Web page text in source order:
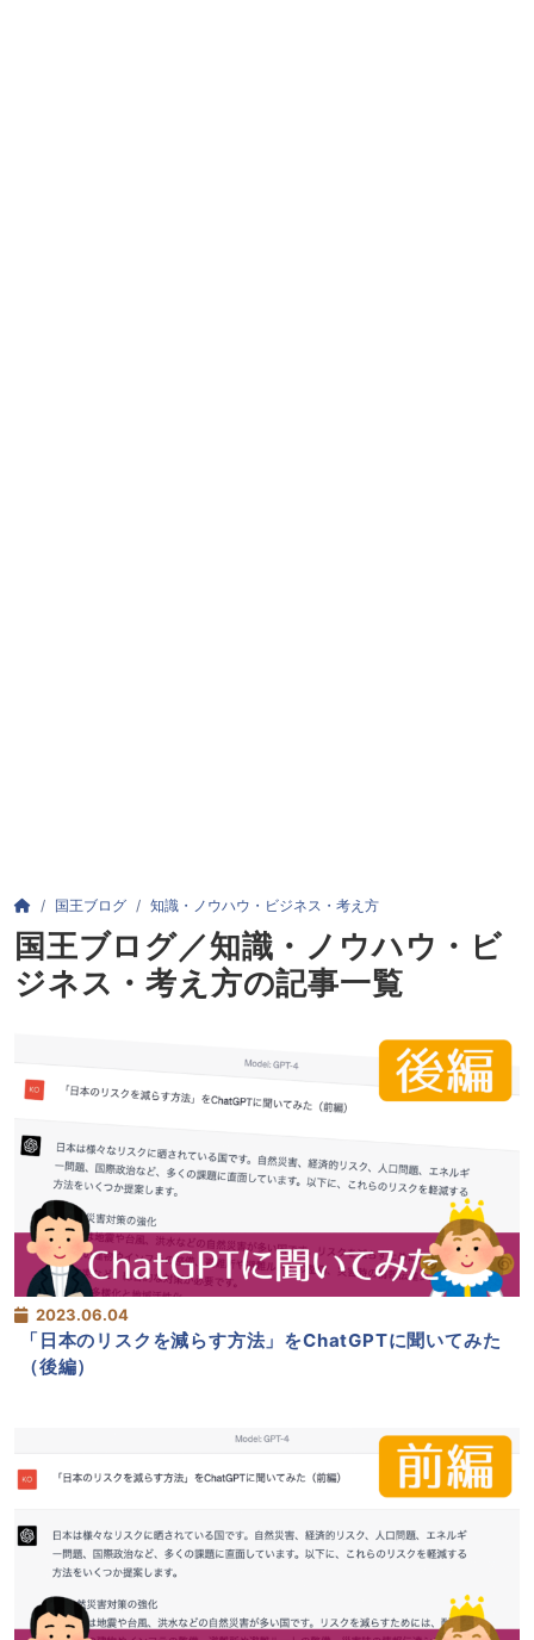
パンくずリスト
HOME 国王ブログ 知識・ノウハウ・ビジネス・考え方
国王ブログ／知識・ノウハウ・ビ
ジネス・考え方の記事一覧
2023.06.04
「日本のリスクを減らす方法」をChatGPTに聞いてみた
（後編）